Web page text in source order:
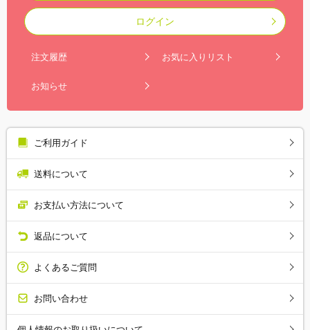
ログイン
注文履歴 お気に入りリスト
お知らせ
ご利用ガイド
送料について
お支払い方法について
返品について
よくあるご質問
お問い合わせ